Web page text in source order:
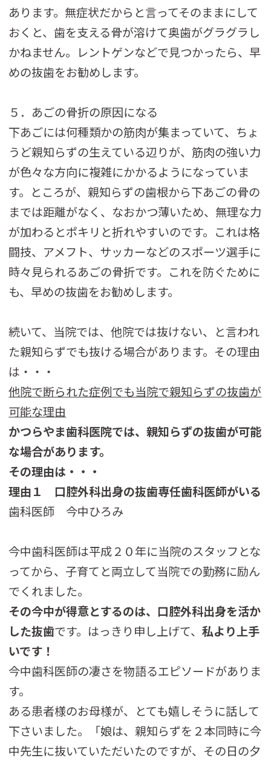
あります。無症状だからと言ってそのままにして
おくと、歯を支える骨が溶けて奥歯がグラグラし
かねません。レントゲンなどで見つかったら、早
めの抜歯をお勧めします。
５．あごの骨折の原因になる
下あごには何種類かの筋肉が集まっていて、ちょ
うど親知らずの生えている辺りが、筋肉の強い力
が色々な方向に複雑にかかるようになっていま
す。ところが、親知らずの歯根から下あごの骨の
までは距離がなく、なおかつ薄いため、無理な力
が加わるとポキリと折れやすいのです。これは格
闘技、アメフト、サッカーなどのスポーツ選手に
時々見られるあごの骨折です。これを防ぐために
も、早めの抜歯をお勧めします。
続いて、当院では、他院では抜けない、と言われ
た親知らずでも抜ける場合があります。その理由
は・・・
他院で断られた症例でも当院で親知らずの抜歯が
可能な理由
かつらやま歯科医院では、親知らずの抜歯が可能
な場合があります。
その理由は・・・
理由１ 口腔外科出身の抜歯専任歯科医師がいる
歯科医師 今中ひろみ
今中歯科医師は平成２０年に当院のスタッフとな
ってから、子育てと両立して当院での勤務に励ん
でくれました。
その今中が得意とするのは、口腔外科出身を活か
した抜歯です。はっきり申し上げて、私より上手
いです！
今中歯科医師の凄さを物語るエピソードがありま
す。
ある患者様のお母様が、とても嬉しそうに話して
下さいました。「娘は、親知らずを２本同時に今
中先生に抜いていただいたのですが、その日の夕